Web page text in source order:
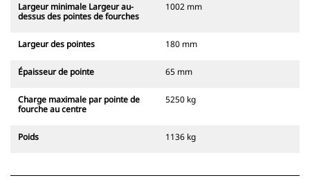
Largeur minimale Largeur au-
dessus des pointes de fourches
1002 mm
Largeur des pointes 180 mm
Épaisseur de pointe 65 mm
Charge maximale par pointe de
fourche au centre
5250 kg
Poids 1136 kg